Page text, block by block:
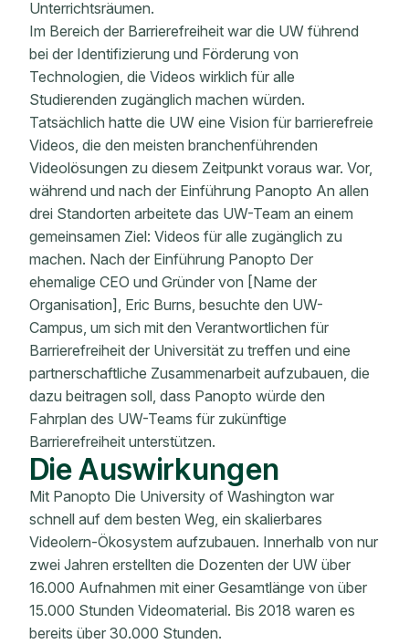
Unterrichtsräumen.
Im Bereich der Barrierefreiheit war die UW führend
bei der Identifizierung und Förderung von
Technologien, die Videos wirklich für alle
Studierenden zugänglich machen würden.
Tatsächlich hatte die UW eine Vision für barrierefreie
Videos, die den meisten branchenführenden
Videolösungen zu diesem Zeitpunkt voraus war. Vor,
während und nach der Einführung Panopto An allen
drei Standorten arbeitete das UW-Team an einem
gemeinsamen Ziel: Videos für alle zugänglich zu
machen. Nach der Einführung Panopto Der
ehemalige CEO und Gründer von [Name der
Organisation], Eric Burns, besuchte den UW-
Campus, um sich mit den Verantwortlichen für
Barrierefreiheit der Universität zu treffen und eine
partnerschaftliche Zusammenarbeit aufzubauen, die
dazu beitragen soll, dass Panopto würde den
Fahrplan des UW-Teams für zukünftige
Barrierefreiheit unterstützen.
Die Auswirkungen
Mit Panopto Die University of Washington war
schnell auf dem besten Weg, ein skalierbares
Videolern-Ökosystem aufzubauen. Innerhalb von nur
zwei Jahren erstellten die Dozenten der UW über
16.000 Aufnahmen mit einer Gesamtlänge von über
15.000 Stunden Videomaterial. Bis 2018 waren es
bereits über 30.000 Stunden.